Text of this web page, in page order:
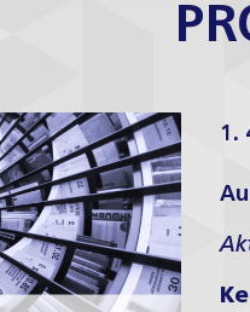
1.